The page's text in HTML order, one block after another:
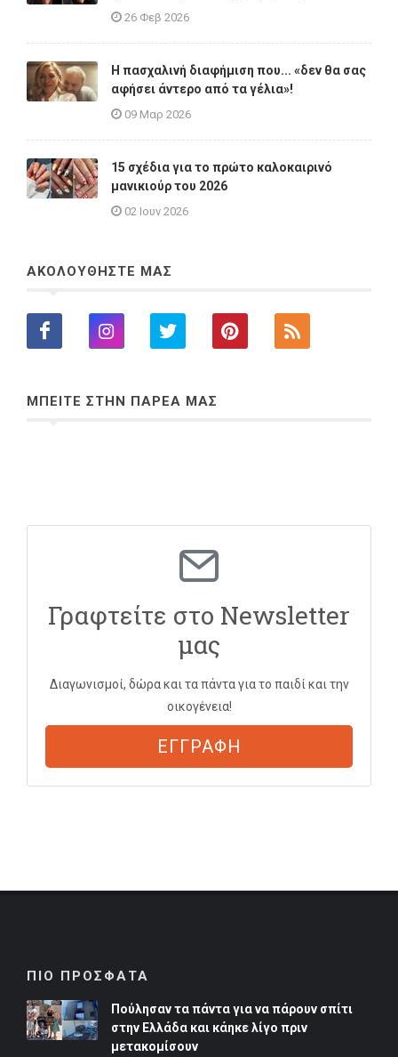
26 Φεβ 2026
Η πασχαλινή διαφήμιση που... «δεν θα σας
αφήσει άντερο από τα γέλια»!
09 Μαρ 2026
15 σχέδια για το πρώτο καλοκαιρινό
μανικιούρ του 2026
02 Ιουν 2026
ΑΚΟΛΟΥΘΗΣΤΕ ΜΑΣ
ΜΠΕΙΤΕ ΣΤΗΝ ΠΑΡΕΑ ΜΑΣ
Γραφτείτε στο Newsletter
μας
Διαγωνισμοί, δώρα και τα πάντα για το παιδί και την
οικογένεια!
ΕΓΓΡΑΦΗ
ΠΙΟ ΠΡΟΣΦΑΤΑ
Πούλησαν τα πάντα για να πάρουν σπίτι
στην Ελλάδα και κάηκε λίγο πριν
μετακομίσουν